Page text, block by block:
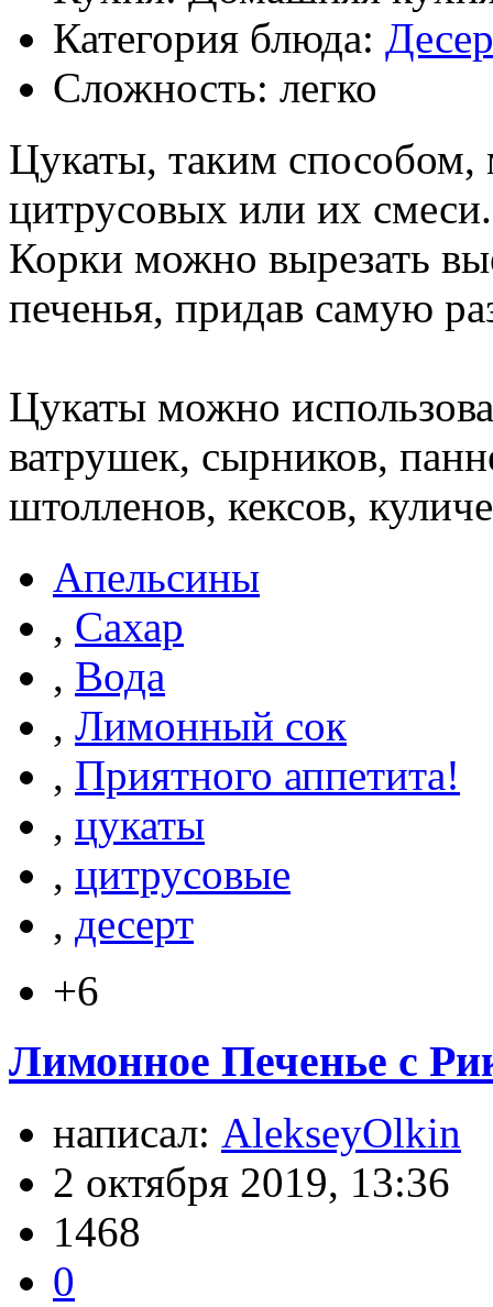
Категория блюда:
Сложность: легко
Цукаты, таким
цитрусовых или их смеси.
Корки можно вырезать
печенья, придав самую
Цукаты можно
ватрушек, сырников,
штолленов, кексов,
Апельсины
, Сахар
, Вода
, Лимонный сок
, Приятного аппетита!
, цукаты
, цитрусовые
, десерт
+6
Лимонное Печенье с
написал: AlekseyOlkin
2 октября 2019, 13:36
1468
0